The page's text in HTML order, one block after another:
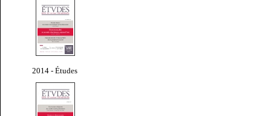
2014 - Études